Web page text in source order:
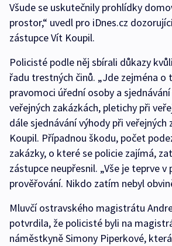
Všude se uskutečnily prohlídky
prostor,“ uvedl pro iDnes.cz
zástupce Vít Koupil.
Policisté podle něj sbírali důkazy
řadu trestných činů. „Jde zejména o
pravomoci úřední osoby a
veřejných zakázkách, pletichy při
dále sjednávání výhody při veřejných
Koupil. Případnou škodu, počet
zakázky, o které se policie zajímá,
zástupce neupřesnil. „Vše je teprve
prověřování. Nikdo zatím nebyl
Mluvčí ostravského magistrátu
potvrdila, že policisté byli na
náměstkyně Simony Piperkové,